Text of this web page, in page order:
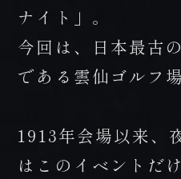
ナイト」。
今回は、日本最古
である雲仙ゴルフ
1913年会場以来、
はこのイベントだ